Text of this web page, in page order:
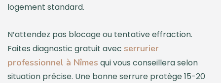
logement standard.
N’attendez pas blocage ou tentative effraction.
Faites diagnostic gratuit avec serrurier
professionnel à Nîmes qui vous conseillera selon
situation précise. Une bonne serrure protège 15-20